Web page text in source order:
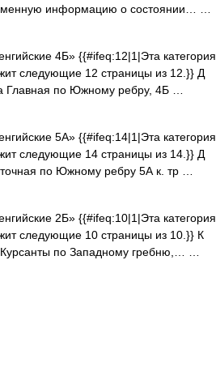
информацию о состоянии… …
4Б» {{#ifeq:12|1|Эта категория
следующие 12 страницы из 12.}} Д
Главная по Южному ребру, 4Б …
5А» {{#ifeq:14|1|Эта категория
следующие 14 страницы из 14.}} Д
по Южному ребру 5А к. тр …
2Б» {{#ifeq:10|1|Эта категория
следующие 10 страницы из 10.}} К
Курсанты по Западному гребню,… …